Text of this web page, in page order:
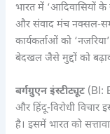
भारत में ‘आदिवासियों
और संवाद मंच नक्सल-
कार्यकर्ताओं को
बेदखल जैसे मुद्दों को
बर्गग्रुएन इंस्टीट्यूट (BI:
और हिंदू-विरोधी विचार
है। इसमें भारत को